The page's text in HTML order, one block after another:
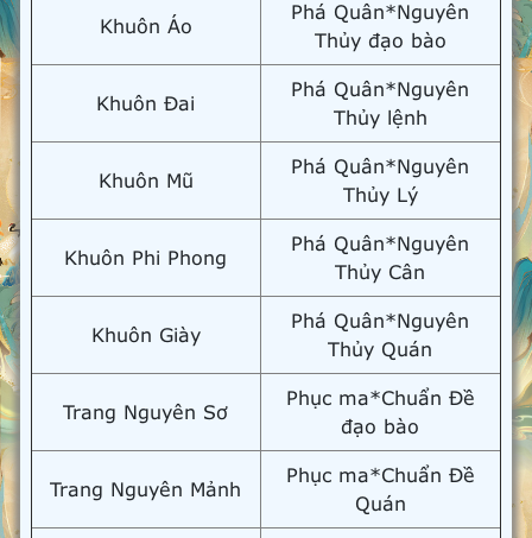
Khuôn Áo
Phá Quân*Nguyên
Thủy đạo bào
Khuôn Đai
Phá Quân*Nguyên
Thủy lệnh
Khuôn Mũ
Phá Quân*Nguyên
Thủy Lý
Khuôn Phi Phong
Phá Quân*Nguyên
Thủy Cân
Khuôn Giày
Phá Quân*Nguyên
Thủy Quán
Trang Nguyên Sơ
Phục ma*Chuẩn Đề
đạo bào
Trang Nguyên Mảnh
Phục ma*Chuẩn Đề
Quán